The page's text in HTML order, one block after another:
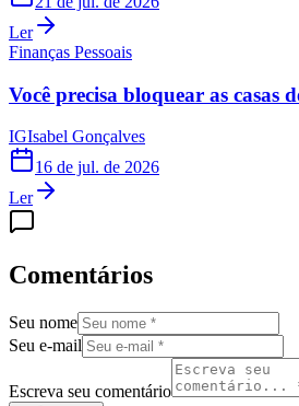
Ler
Finanças Pessoais
Você precisa bloquear as casas
IGIsabel Gonçalves
16 de jul. de 2026
Ler
Comentários
Seu nome
Seu e-mail
Escreva seu comentário